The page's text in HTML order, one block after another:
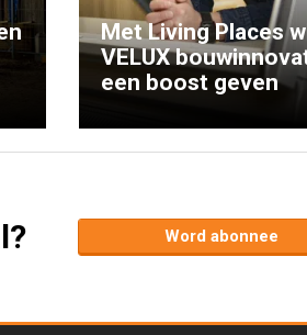
Met Living Places
VELUX
een boost geven
Word abonnee